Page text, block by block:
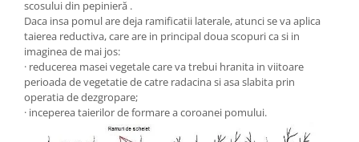
scosului din pepinieră .
Daca insa pomul are deja ramificatii laterale, atunci se va aplica
taierea reductiva, care are in principal doua scopuri ca si in
imaginea de mai jos:
· reducerea masei vegetale care va trebui hranita in viitoare
perioada de vegetatie de catre radacina si asa slabita prin
operatia de dezgropare;
· inceperea taierilor de formare a coroanei pomului.